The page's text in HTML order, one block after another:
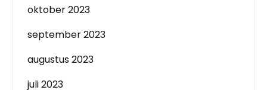
oktober 2023
september 2023
augustus 2023
juli 2023